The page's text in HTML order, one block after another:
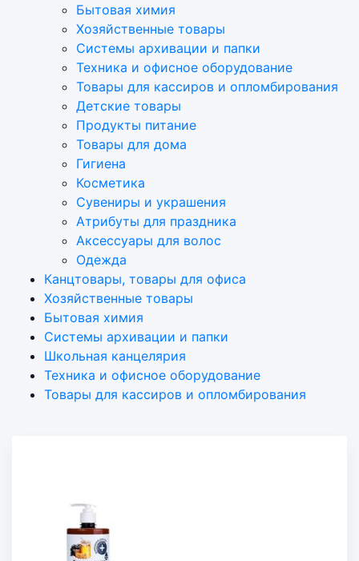
Бытовая химия
Хозяйственные товары
Системы архивации и папки
Техника и офисное оборудование
Товары для кассиров и опломбирования
Детские товары
Продукты питание
Товары для дома
Гигиена
Косметика
Сувениры и украшения
Атрибуты для праздника
Аксеcсуары для волос
Одежда
Канцтовары, товары для офиса
Хозяйственные товары
Бытовая химия
Системы архивации и папки
Школьная канцелярия
Техника и офисное оборудование
Товары для кассиров и опломбирования